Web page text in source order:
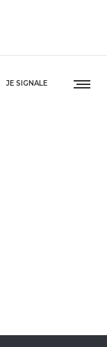
JE SIGNALE